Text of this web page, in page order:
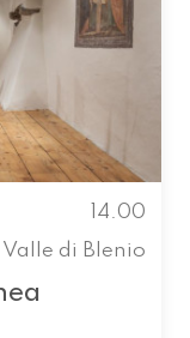
14.00
Valle di Blenio